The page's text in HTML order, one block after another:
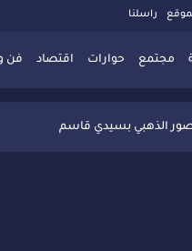
راسلنا
مجتمع حوارات اقتصاد فن
التوجيه المدرسي بمبادرة نوعية
الذهبي بسيدي قاسم